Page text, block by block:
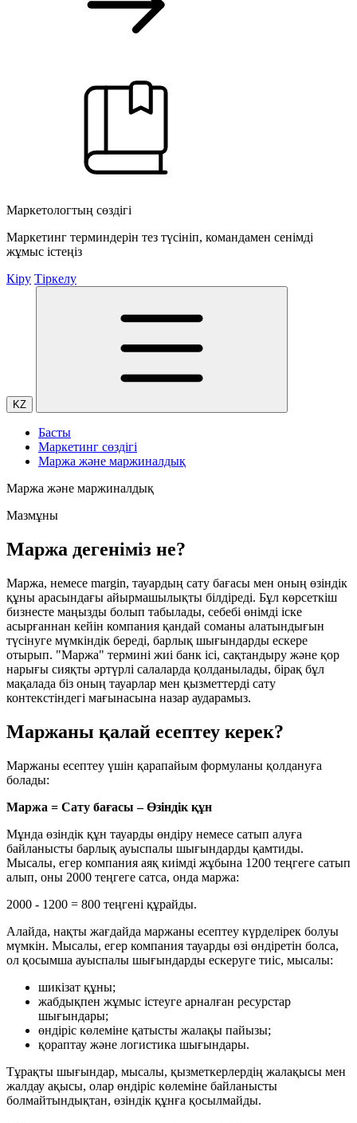
Маркетологтың сөздігі
Маркетинг терминдерін тез түсініп, командамен сенімді
жұмыс істеңіз
Кіру Тіркелу
KZ
Басты
Маркетинг сөздігі
Маржа және маржиналдық
Маржа және маржиналдық
Мазмұны
Маржа дегеніміз не?
Маржа, немесе margin, тауардың сату бағасы мен оның өзіндік
құны арасындағы айырмашылықты білдіреді. Бұл көрсеткіш
бизнесте маңызды болып табылады, себебі өнімді іске
асырғаннан кейін компания қандай соманы алатындығын
түсінуге мүмкіндік береді, барлық шығындарды ескере
отырып. "Маржа" термині жиі банк ісі, сақтандыру және қор
нарығы сияқты әртүрлі салаларда қолданылады, бірақ бұл
мақалада біз оның тауарлар мен қызметтерді сату
контекстіндегі мағынасына назар аударамыз.
Маржаны қалай есептеу керек?
Маржаны есептеу үшін қарапайым формуланы қолдануға
болады:
Маржа = Сату бағасы – Өзіндік құн
Мұнда өзіндік құн тауарды өндіру немесе сатып алуға
байланысты барлық ауыспалы шығындарды қамтиды.
Мысалы, егер компания аяқ киімді жұбына 1200 теңгеге сатып
алып, оны 2000 теңгеге сатса, онда маржа:
2000 - 1200 = 800 теңгені құрайды.
Алайда, нақты жағдайда маржаны есептеу күрделірек болуы
мүмкін. Мысалы, егер компания тауарды өзі өндіретін болса,
ол қосымша ауыспалы шығындарды ескеруге тиіс, мысалы:
шикізат құны;
жабдықпен жұмыс істеуге арналған ресурстар
шығындары;
өндіріс көлеміне қатысты жалақы пайызы;
қораптау және логистика шығындары.
Тұрақты шығындар, мысалы, қызметкерлердің жалақысы мен
жалдау ақысы, олар өндіріс көлеміне байланысты
болмайтындықтан, өзіндік құнға қосылмайды.